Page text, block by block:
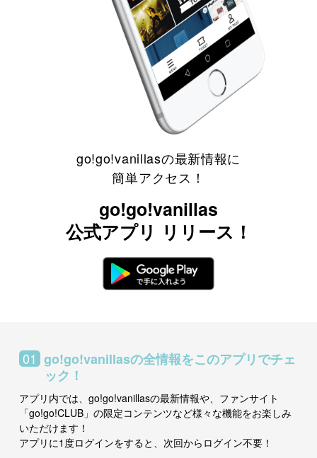
go!go!vanillasの最新情報に
簡単アクセス！
go!go!vanillas
公式アプリ リリース！
01 go!go!vanillasの全情報をこのアプリでチェ
ック！
アプリ内では、go!go!vanillasの最新情報や、ファンサイト
「go!go!CLUB」の限定コンテンツなど様々な機能をお楽しみ
いただけます！
アプリに1度ログインをすると、次回からログイン不要！